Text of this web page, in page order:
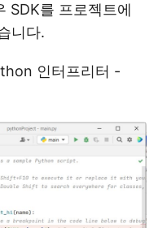
SDK를 프로젝트에
니다.
인터프리터 -